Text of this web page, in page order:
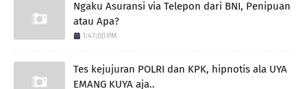
Ngaku Asuransi via Telepon dari BNI, Penipuan
atau Apa?
1:47:00 PM
Tes kejujuran POLRI dan KPK, hipnotis ala UYA
EMANG KUYA aja..